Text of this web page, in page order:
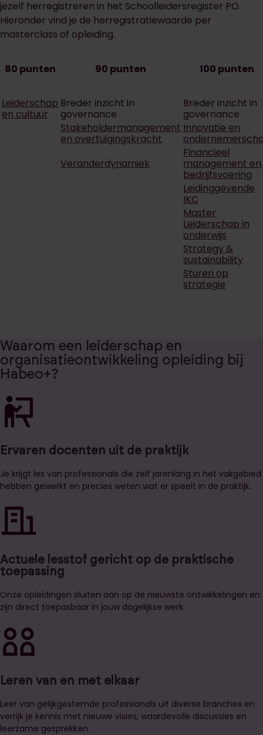
jezelf herregistreren in het Schoolleidersregister PO.
Hieronder vind je de herregistratiewaarde per
masterclass of opleiding.
80 punten 90 punten 100 punten
Leiderschap
en cultuur
Breder inzicht in
governance
Breder inzicht in
governance
Stakeholdermanagement
en overtuigingskracht
Innovatie en
Veranderdynamiek
Financieel
management en
bedrijfsvoering
Leidinggevende
IKC
Master
Leiderschap in
onderwijs
Strategy &
sustainability
Sturen op
strategie
Waarom een leiderschap en
organisatieontwikkeling opleiding bij
Habeo+?
Ervaren docenten uit de praktijk
Je krijgt les van professionals die zelf jarenlang in het vakgebied
hebben gewerkt en precies weten wat er speelt in de praktijk.
Actuele lesstof gericht op de praktische
toepassing
Onze opleidingen sluiten aan op de nieuwste ontwikkelingen en
zijn direct toepasbaar in jouw dagelijkse werk.
Leren van en met elkaar
Leer van gelijkgestemde professionals uit diverse branches en
verrijk je kennis met nieuwe visies, waardevolle discussies en
leerzame gesprekken.